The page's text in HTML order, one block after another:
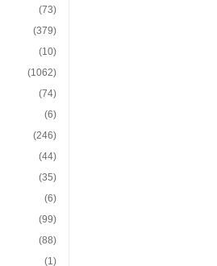
(73)
(379)
(10)
(1062)
(74)
(6)
(246)
(44)
(35)
(6)
(99)
(88)
(1)